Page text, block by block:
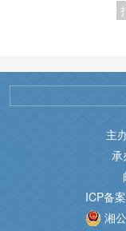
主
承
ICP备
湘